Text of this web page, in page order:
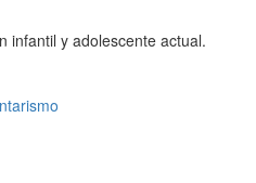
infantil y adolescente actual.